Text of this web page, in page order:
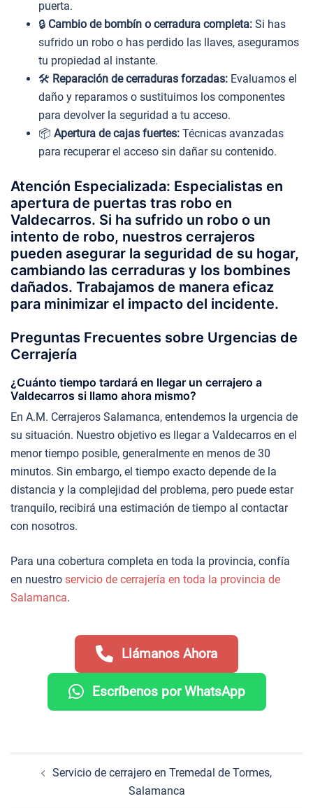
puerta.
🔒 Cambio de bombín o cerradura completa: Si has
sufrido un robo o has perdido las llaves, aseguramos
tu propiedad al instante.
🛠️ Reparación de cerraduras forzadas: Evaluamos el
daño y reparamos o sustituimos los componentes
para devolver la seguridad a tu acceso.
📦 Apertura de cajas fuertes: Técnicas avanzadas
para recuperar el acceso sin dañar su contenido.
Atención Especializada: Especialistas en
apertura de puertas tras robo en
Valdecarros. Si ha sufrido un robo o un
intento de robo, nuestros cerrajeros
pueden asegurar la seguridad de su hogar,
cambiando las cerraduras y los bombines
dañados. Trabajamos de manera eficaz
para minimizar el impacto del incidente.
Preguntas Frecuentes sobre Urgencias de
Cerrajería
¿Cuánto tiempo tardará en llegar un cerrajero a
Valdecarros si llamo ahora mismo?
En A.M. Cerrajeros Salamanca, entendemos la urgencia de
su situación. Nuestro objetivo es llegar a Valdecarros en el
menor tiempo posible, generalmente en menos de 30
minutos. Sin embargo, el tiempo exacto depende de la
distancia y la complejidad del problema, pero puede estar
tranquilo, recibirá una estimación de tiempo al contactar
con nosotros.
Para una cobertura completa en toda la provincia, confía
en nuestro servicio de cerrajería en toda la provincia de
Salamanca.
Llámanos Ahora
Escríbenos por WhatsApp
Servicio de cerrajero en Tremedal de Tormes,
Salamanca